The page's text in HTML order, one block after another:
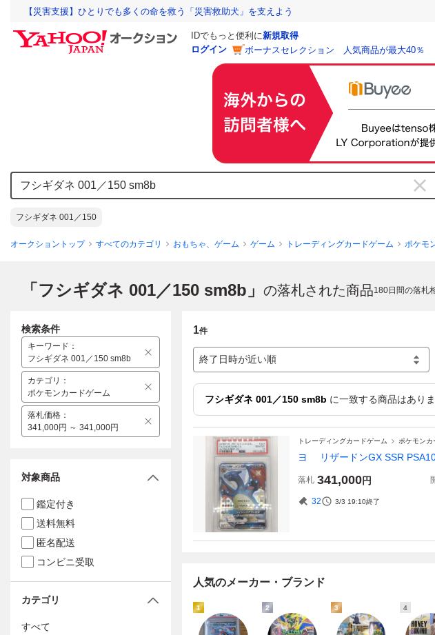
【災害支援】ひとりでも多くの命を救う「災害救助犬」を支えよう
IDでもっと便利に新規取得
ログイン
ボーナスセレクション 人気商品が最大40％
フシギダネ 001／150
オークショントップ すべてのカテゴリ おもちゃ、ゲーム ゲーム トレーディングカードゲーム ポケモ
「フシギダネ 001／150 sm8b」 の落札された商品180日間の落札
1件
終了日時が近い順
フシギダネ 001／150 sm8b に一致する商品はあり
トレーディングカードゲーム ポケモンカ
ヨ リザードンGX SSR
落札 341,000円
32 3/3 19:10終了
人気のメーカー・ブランド
1 2 3 4
検索条件
キーワード ：
フシギダネ 001／150 sm8b
カテゴリ ：
ポケモンカードゲーム
落札価格 ：
341,000円 ～ 341,000円
対象商品
鑑定付き
送料無料
匿名配送
コンビニ受取
カテゴリ
すべて